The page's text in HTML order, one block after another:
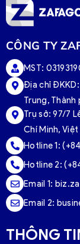
CÔNG TY
MST:
Địa chỉ
Trung, Thành
Trụ sở:97/7
Chí Minh, Việt
Hotline 1:
Hotline 2:
Email 1:
Email 2:
THÔNG